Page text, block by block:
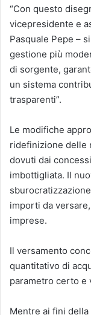
“Con questo
vicepresidente e
Pasquale Pepe –
gestione più
di sorgente,
un sistema
trasparenti”.
Le modifiche
ridefinizione delle
dovuti dai
imbottigliata. Il
importi da
imprese.
Il versamento
quantitativo di
parametro certo e
Mentre ai fini